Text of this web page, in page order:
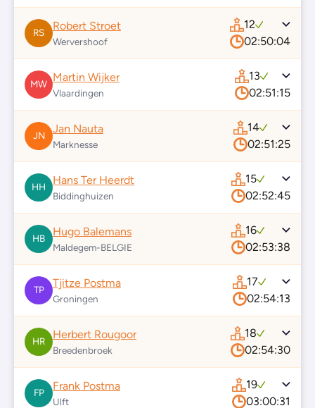
RS
Robert Stroet
Wervershoof
12
02:50:04
MW
Martin Wijker
Vlaardingen
13
02:51:15
JN
Jan Nauta
Marknesse
14
02:51:25
HH
Hans Ter Heerdt
Biddinghuizen
15
02:52:45
HB
Hugo Balemans
Maldegem-BELGIE
16
02:53:38
TP
Tjitze Postma
Groningen
17
02:54:13
HR
Herbert Rougoor
Breedenbroek
18
02:54:30
FP
Frank Postma
Ulft
19
03:00:31